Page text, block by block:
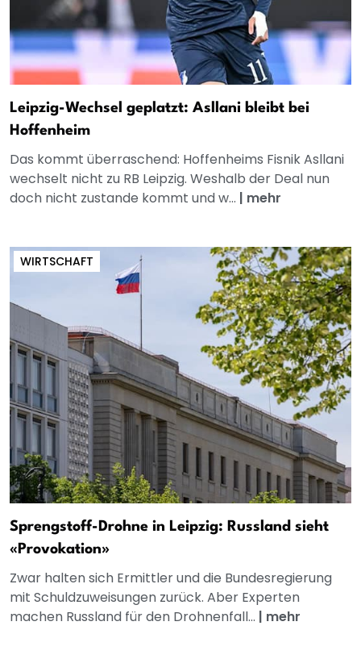
Leipzig-Wechsel geplatzt: Asllani bleibt bei
Hoffenheim
Das kommt überraschend: Hoffenheims Fisnik Asllani
wechselt nicht zu RB Leipzig. Weshalb der Deal nun
doch nicht zustande kommt und w... | mehr
WIRTSCHAFT
Sprengstoff-Drohne in Leipzig: Russland sieht
«Provokation»
Zwar halten sich Ermittler und die Bundesregierung
mit Schuldzuweisungen zurück. Aber Experten
machen Russland für den Drohnenfall... | mehr